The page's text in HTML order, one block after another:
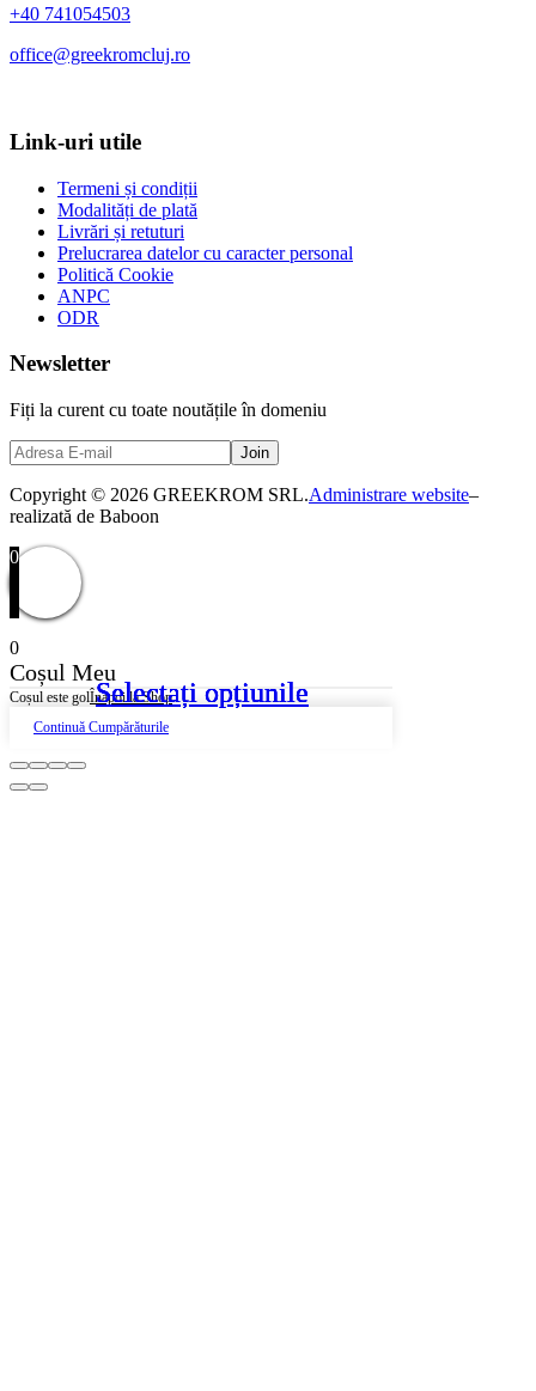
Selectați opțiunile
Selectați opțiunile
Selectați opțiunile
Selectați opțiunile
+40 741054503
office@greekromcluj.ro
Link-uri utile
Termeni și condiții
Modalități de plată
Livrări și retuturi
Prelucrarea datelor cu caracter personal
Politică Cookie
ANPC
ODR
Newsletter
Fiți la curent cu toate noutățile în domeniu
Copyright © 2026 GREEKROM SRL.Administrare website–
realizată de Baboon
0
0
Coșul Meu
Coșul este golÎnapoi la Shop
Continuă Cumpărăturile